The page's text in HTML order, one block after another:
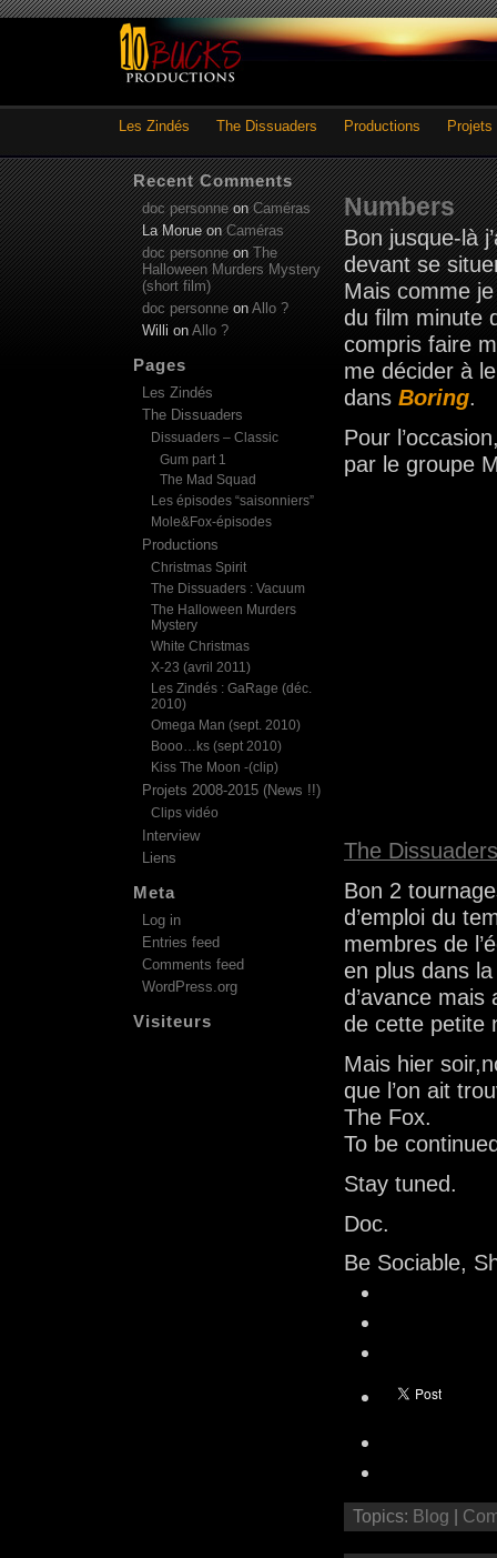
Les Zindés The Dissuaders Productions Projets
Numbers
Bon jusque-là
devant se
Mais comme
du film minute
compris faire
me décider à
dans Boring.
Pour
par le groupe
The
Bon 2
d’emploi du
membres de
en plus dans la
d’avance
de cette petite
Mais hier
que l’on ait
The Fox.
To be
Stay tuned.
Doc.
Be Sociable,
Topics: Blog
Recent Comments
doc personneonCaméras
La MorueonCaméras
doc personneonThe
Halloween Murders Mystery
(short film)
doc personne on Allo ?
Willi on Allo ?
Pages
Les Zindés
The Dissuaders
Dissuaders – Classic
Gum part 1
The Mad Squad
Les épisodes “saisonniers”
Mole&Fox-épisodes
Productions
Christmas Spirit
The Dissuaders : Vacuum
The Halloween Murders
Mystery
White Christmas
X-23 (avril 2011)
Les Zindés : GaRage (déc.
2010)
Omega Man (sept. 2010)
Booo…ks (sept 2010)
Kiss The Moon -(clip)
Projets 2008-2015 (News !!)
Clips vidéo
Interview
Liens
Meta
Log in
Entries feed
Comments feed
WordPress.org
Visiteurs